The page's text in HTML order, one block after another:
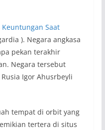
Keuntungan Saat
). Negara angkasa
pekan terakhir
Negara tersebut
Igor Ahusrbeyli
tempat di orbit yang
tertera di situs